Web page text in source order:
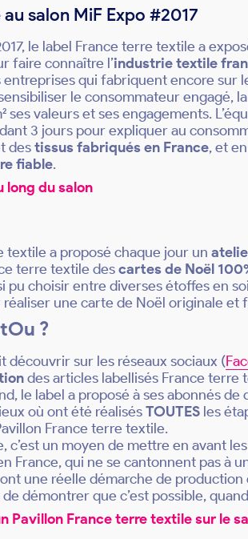
salon MiF Expo #2017
le label France terre textile a
faire connaître l’industrie textile
entreprises qui fabriquent encore sur
le consommateur engagé,
ses valeurs et ses engagements.
3 jours pour expliquer au
destissus fabriqués en France, et
fiable.
long du salon
textile a proposé chaque jour un
terre textile descartes de Noël
pu choisir entre diverses étoffes en
une carte de Noël originale et
?
découvrir sur les réseaux sociaux (
des articles labellisés France terre
le label a proposé à ses abonnés de
où ont été réalisésTOUTES les
France terre textile.
c’est un moyen de mettre en avant
France, qui ne se cantonnent pas à
une réelle démarche de
de démontrer que c’est possible,
Pavillon France terre textile sur le